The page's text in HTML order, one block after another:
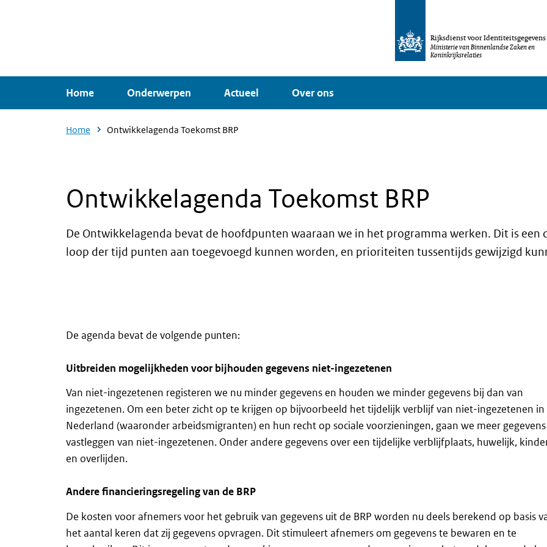
de
gaan
Rijksdienst voor Identiteitsgegevens
Ministerie van Binnenlandse Zaken en
Koninkrijksrelaties
Home Onderwerpen Actueel Over ons
Home Ontwikkelagenda Toekomst BRP
Ontwikkelagenda Toekomst BRP
De Ontwikkelagenda bevat de hoofdpunten waaraan we in het programma werken. Dit is een
loop der tijd punten aan toegevoegd kunnen worden, en prioriteiten tussentijds gewijzigd
De agenda bevat de volgende punten:
Uitbreiden mogelijkheden voor bijhouden gegevens niet-ingezetenen
Van niet-ingezetenen registeren we nu minder gegevens en houden we minder gegevens bij dan van
ingezetenen. Om een beter zicht op te krijgen op bijvoorbeeld het tijdelijk verblijf van niet-ingezetenen in
Nederland (waaronder arbeidsmigranten) en hun recht op sociale voorzieningen, gaan we meer gegevens
vastleggen van niet-ingezetenen. Onder andere gegevens over een tijdelijke verblijfplaats, huwelijk,
en overlijden.
Andere financieringsregeling van de BRP
De kosten voor afnemers voor het gebruik van gegevens uit de BRP worden nu deels berekend op basis
het aantal keren dat zij gegevens opvragen. Dit stimuleert afnemers om gegevens te bewaren en te